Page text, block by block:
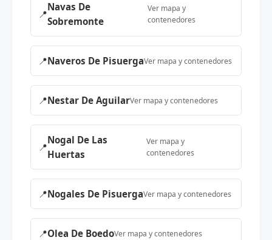
📍
Navas De
Sobremonte
Ver mapa y
contenedores
📍Naveros De PisuergaVer mapa y contenedores
📍Nestar De AguilarVer mapa y contenedores
📍
Nogal De Las
Huertas
Ver mapa y
contenedores
📍Nogales De PisuergaVer mapa y contenedores
📍Olea De BoedoVer mapa y contenedores